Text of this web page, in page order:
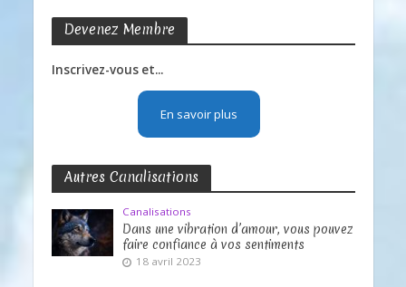
Devenez Membre
Inscrivez-vous et...
En savoir plus
Autres Canalisations
Canalisations
Dans une vibration d’amour, vous pouvez
faire confiance à vos sentiments
18 avril 2023